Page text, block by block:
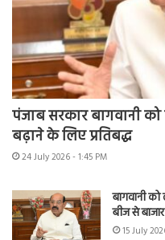
पंजाब सरकार बागवानी
बढ़ाने के लिए प्रतिबद्ध
24 July 2026 - 1:45 PM
बागवानी
बीज से
15 July